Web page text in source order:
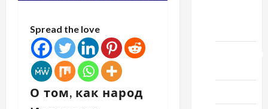
Spread the love
О том, как народ